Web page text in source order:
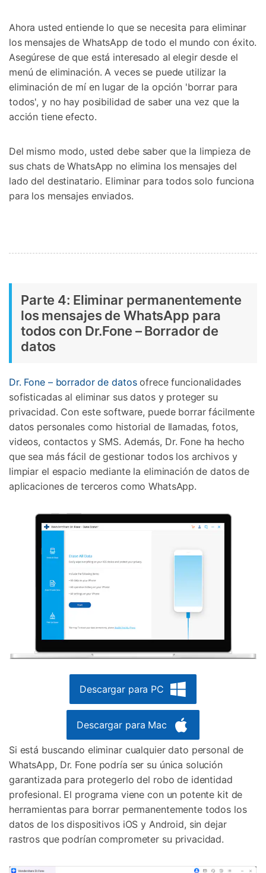
Ahora usted entiende lo que se necesita para eliminar
los mensajes de WhatsApp de todo el mundo con éxito.
Asegúrese de que está interesado al elegir desde el
menú de eliminación. A veces se puede utilizar la
eliminación de mí en lugar de la opción 'borrar para
todos', y no hay posibilidad de saber una vez que la
acción tiene efecto.
Del mismo modo, usted debe saber que la limpieza de
sus chats de WhatsApp no elimina los mensajes del
lado del destinatario. Eliminar para todos solo funciona
para los mensajes enviados.
Parte 4: Eliminar permanentemente
los mensajes de WhatsApp para
todos con Dr.Fone – Borrador de
datos
Dr. Fone – borrador de datos ofrece funcionalidades
sofisticadas al eliminar sus datos y proteger su
privacidad. Con este software, puede borrar fácilmente
datos personales como historial de llamadas, fotos,
videos, contactos y SMS. Además, Dr. Fone ha hecho
que sea más fácil de gestionar todos los archivos y
limpiar el espacio mediante la eliminación de datos de
aplicaciones de terceros como WhatsApp.
Descargar para PC
Descargar para Mac
Si está buscando eliminar cualquier dato personal de
WhatsApp, Dr. Fone podría ser su única solución
garantizada para protegerlo del robo de identidad
profesional. El programa viene con un potente kit de
herramientas para borrar permanentemente todos los
datos de los dispositivos iOS y Android, sin dejar
rastros que podrían comprometer su privacidad.